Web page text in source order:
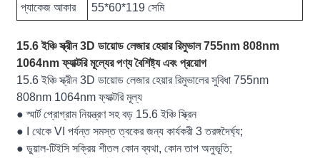
প্যাকেজ আকার 55*60*119 সেমি
15.6 ইঞ্চি স্ক্রীন 3D ডায়োড লেজার হেয়ার রিমুভাল 755nm 808nm
1064nm ফ্যাক্টরি মূল্যের পণ্য বৈশিষ্ট্য এবং প্রয়োগ
15.6 ইঞ্চি স্ক্রীন 3D ডায়োড লেজার হেয়ার রিমুভালের সুবিধা 755nm
808nm 1064nm ফ্যাক্টরি মূল্য
● স্মার্ট প্রোগ্রাম নিয়ন্ত্রণ সহ বড় 15.6 ইঞ্চি স্ক্রিন
● I থেকে VI পর্যন্ত সমস্ত ত্বকের জন্য কার্যকরী 3 তরঙ্গদৈর্ঘ্য;
● ডুয়াল-টিইসি সক্রিয় শীতল কোন ব্যথা, কোন তাপ অনুভূতি;